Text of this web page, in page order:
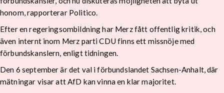
honom, rapporterar Politico.
Efter en regeringsombildning har Merz fått offentlig kritik, och
även internt inom Merz parti CDU finns ett missnöje med
förbundskanslern, enligt tidningen.
Den 6 september är det val i förbundslandet Sachsen-Anhalt, där
mätningar visar att AfD kan vinna en klar majoritet.